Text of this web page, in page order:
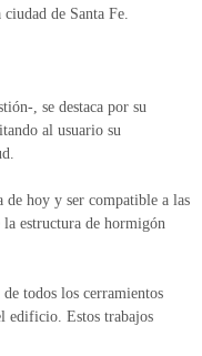
de Santa Fe.
, se destaca por su
al usuario su
de hoy y ser compatible a las
estructura de hormigón
todos los cerramientos
edificio. Estos trabajos